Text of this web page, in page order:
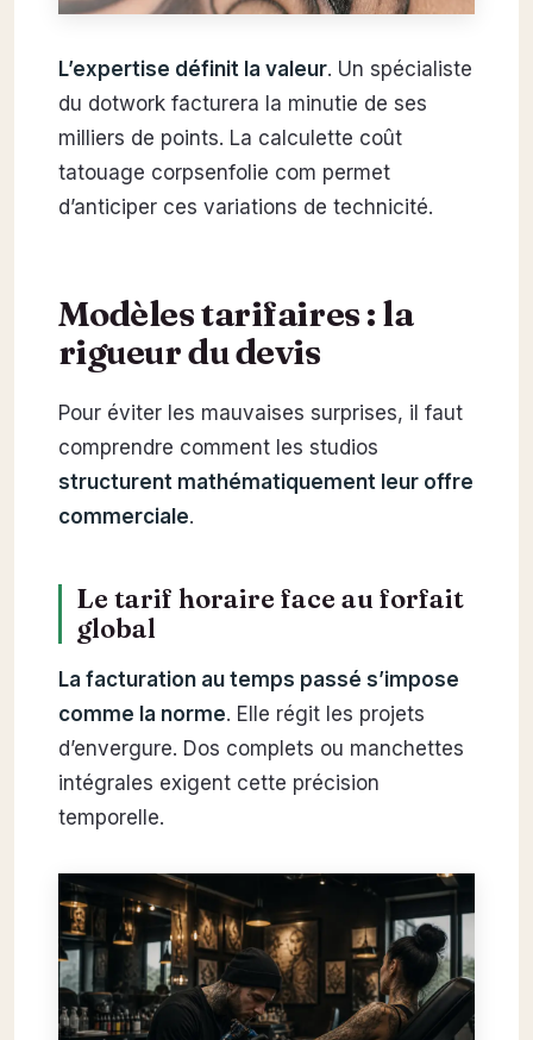
L’expertise définit la valeur. Un spécialiste
du dotwork facturera la minutie de ses
milliers de points. La calculette coût
tatouage corpsenfolie com permet
d’anticiper ces variations de technicité.
Modèles tarifaires : la
rigueur du devis
Pour éviter les mauvaises surprises, il faut
comprendre comment les studios
structurent mathématiquement leur offre
commerciale.
Le tarif horaire face au forfait
global
La facturation au temps passé s’impose
comme la norme. Elle régit les projets
d’envergure. Dos complets ou manchettes
intégrales exigent cette précision
temporelle.